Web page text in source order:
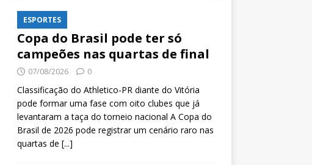
ESPORTES
Copa do Brasil pode ter só
campeões nas quartas de final
07/08/2026 0
Classificação do Athletico-PR diante do Vitória
pode formar uma fase com oito clubes que já
levantaram a taça do torneio nacional A Copa do
Brasil de 2026 pode registrar um cenário raro nas
quartas de [...]